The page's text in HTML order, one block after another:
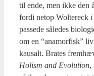
til ende, men ikke den
for­di net­op Wol­te­reck i
pas­se­de såle­des
om en “ana­mor­fisk”
kaus­alt. Bra­tes
Holism and Evo­lu­tion,